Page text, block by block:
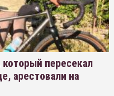
пересекал
арестовали на